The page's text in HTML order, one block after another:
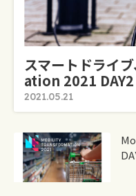
スマートドライ
Ation 2021
2021.05.21